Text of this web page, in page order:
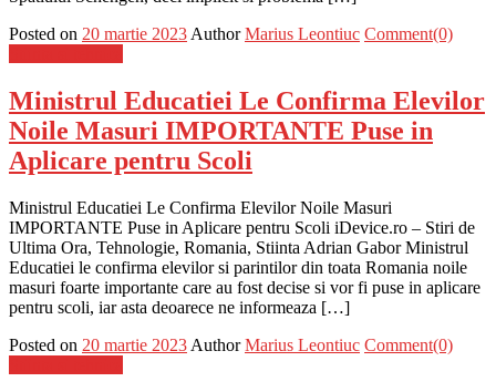
Posted on 20 martie 2023 Author Marius Leontiuc Comment(0)
Ministrul Educatiei Le Confirma Elevilor
Noile Masuri IMPORTANTE Puse in
Aplicare pentru Scoli
Ministrul Educatiei Le Confirma Elevilor Noile Masuri
IMPORTANTE Puse in Aplicare pentru Scoli iDevice.ro – Stiri de
Ultima Ora, Tehnologie, Romania, Stiinta Adrian Gabor Ministrul
Educatiei le confirma elevilor si parintilor din toata Romania noile
masuri foarte importante care au fost decise si vor fi puse in aplicare
pentru scoli, iar asta deoarece ne informeaza […]
Posted on 20 martie 2023 Author Marius Leontiuc Comment(0)